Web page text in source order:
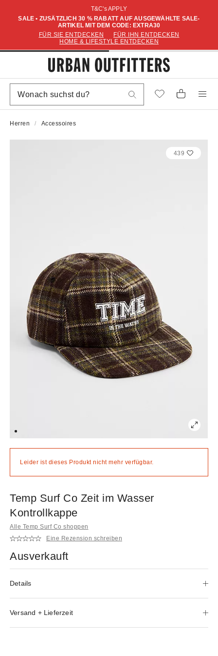
T&C's APPLY
SALE • ZUSÄTZLICH 30 % RABATT AUF AUSGEWÄHLTE SALE-
ARTIKEL MIT DEM CODE: EXTRA30
FÜR SIE ENTDECKEN
FÜR IHN ENTDECKEN
HOME & LIFESTYLE ENTDECKEN
Herren Accessoires
439
Leider ist dieses Produkt nicht mehr verfügbar.
Temp Surf Co Zeit im Wasser
Kontrollkappe
Alle Temp Surf Co shoppen
Eine Rezension schreiben
Ausverkauft
Details
Versand + Lieferzeit